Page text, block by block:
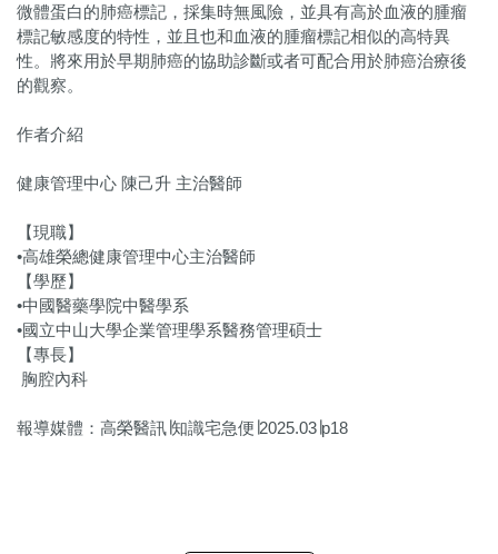
微體蛋白的肺癌標記，採集時無風險，並具有高於血液的腫瘤
標記敏感度的特性，並且也和血液的腫瘤標記相似的高特異
性。將來用於早期肺癌的協助診斷或者可配合用於肺癌治療後
的觀察。
作者介紹
健康管理中心 陳己升 主治醫師
【現職】
•高雄榮總健康管理中心主治醫師
【學歷】
•中國醫藥學院中醫學系
•國立中山大學企業管理學系醫務管理碩士
【專長】
胸腔內科
報導媒體：高榮醫訊∣知識宅急便∣2025.03∣p18